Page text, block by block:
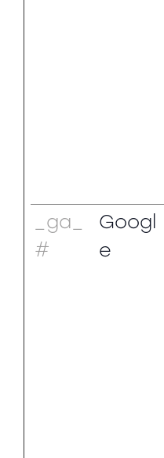
_ga_
#
Googl
e